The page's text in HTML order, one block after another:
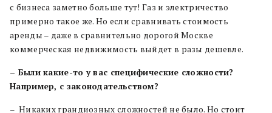
с бизнеса заметно больше тут! Газ и электричество
примерно такое же. Но если сравнивать стоимость
аренды – даже в сравнительно дорогой Москве
коммерческая недвижимость выйдет в разы дешевле.
– Были какие-то у вас специфические сложности?
Например, с законодательством?
– Никаких грандиозных сложностей не было. Но стоит